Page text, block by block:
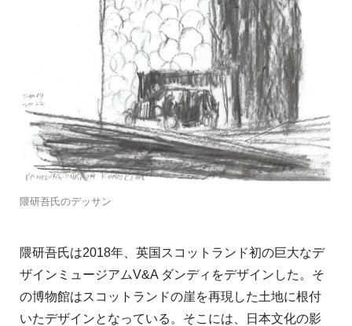
隈研吾氏のデッサン
隈研吾氏は2018年、英国スコットランド初の巨大なデ
ザインミュージアムV&A ダンディをデザインした。そ
の博物館はスコットランドの崖を再現した土地に根付
いたデザインとなっている。そこには、日本文化の影